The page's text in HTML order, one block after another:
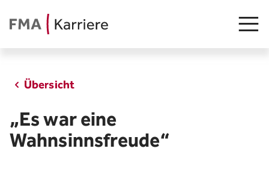
Junge Talente
Übersicht
„Es war eine
Wahnsinnsfreude“